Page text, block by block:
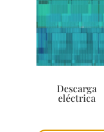
Descarga
eléctrica